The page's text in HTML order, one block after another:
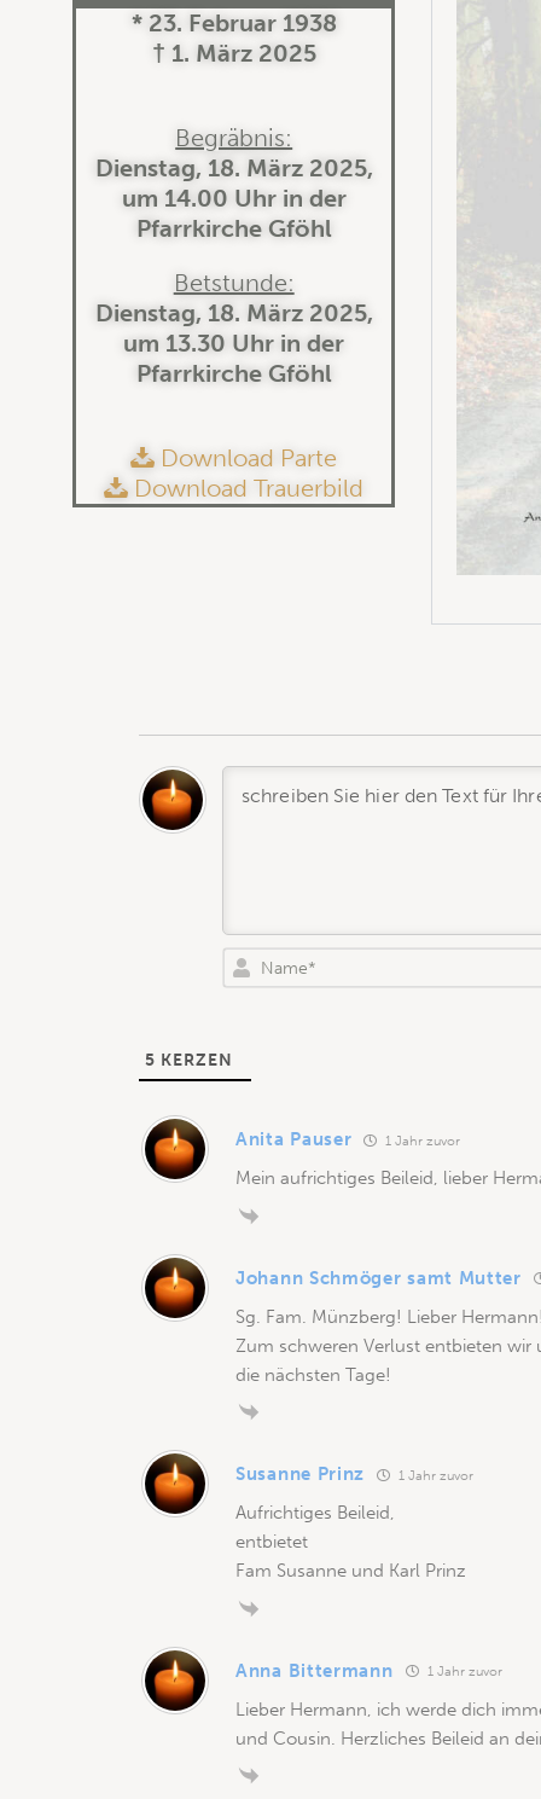
* 23. Februar 1938
† 1. März 2025
Begräbnis:
Dienstag, 18. März 2025,
um 14.00 Uhr in der
Pfarrkirche Gföhl
Betstunde:
Dienstag, 18. März 2025,
um 13.30 Uhr in der
Pfarrkirche Gföhl
Download Parte
Download Trauerbild
5 KERZEN
Anita Pauser 1 Jahr zuvor
Mein aufrichtiges Beileid, lieber
Johann Schmöger samt Mutter
Sg. Fam. Münzberg! Lieber
Zum schweren Verlust entbieten
die nächsten Tage!
Susanne Prinz 1 Jahr zuvor
Aufrichtiges Beileid,
entbietet
Fam Susanne und Karl Prinz
Anna Bittermann 1 Jahr zuvor
Lieber Hermann, ich werde dich
und Cousin. Herzliches Beileid an